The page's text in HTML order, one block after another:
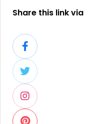
Share this link via